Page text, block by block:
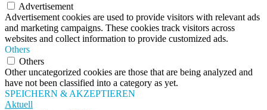
Advertisement
Advertisement cookies are used to provide visitors with relevant ads
and marketing campaigns. These cookies track visitors across
websites and collect information to provide customized ads.
Others
Others
Other uncategorized cookies are those that are being analyzed and
have not been classified into a category as yet.
SPEICHERN & AKZEPTIEREN
Aktuell